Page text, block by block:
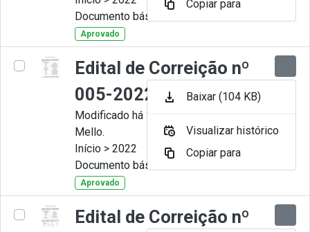
Documento básico
Aprovado
Edital de Correição nº
005-2022
Modificado há 11 Meses por Artur
Mello.
Início > 2022
Documento básico
Aprovado
Edital de Correição nº
Copiar para
Baixar (104 KB)
Visualizar histórico
Copiar para